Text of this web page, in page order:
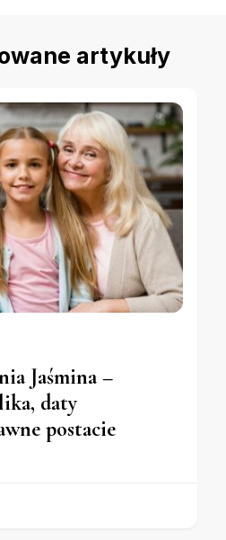
artykuły
Jaśmina –
daty
postacie